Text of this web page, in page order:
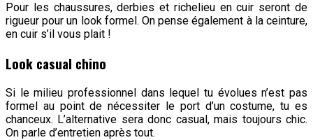
Pour les chaussures, derbies et richelieu en cuir seront de
rigueur pour un look formel. On pense également à la ceinture,
en cuir s’il vous plait !
Look casual chino
Si le milieu professionnel dans lequel tu évolues n’est pas
formel au point de nécessiter le port d’un costume, tu es
chanceux. L’alternative sera donc casual, mais toujours chic.
On parle d’entretien après tout.